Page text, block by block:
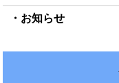
お知らせ